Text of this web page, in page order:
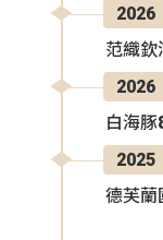
2026
范織欽
2026
白海
2025
德芙蘭